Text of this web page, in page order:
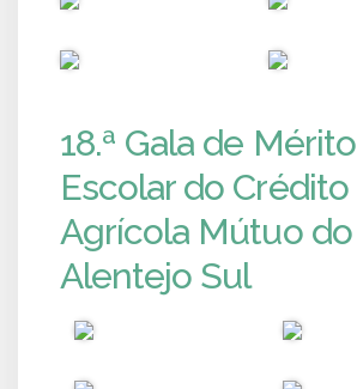
18.ª Gala de Mérito
Escolar do Crédito
Agrícola Mútuo do
Alentejo Sul